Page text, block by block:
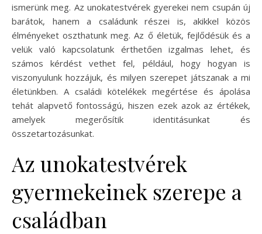
ismerünk meg. Az unokatestvérek gyerekei nem csupán új
barátok, hanem a családunk részei is, akikkel közös
élményeket oszthatunk meg. Az ő életük, fejlődésük és a
velük való kapcsolatunk érthetően izgalmas lehet, és
számos kérdést vethet fel, például, hogy hogyan is
viszonyulunk hozzájuk, és milyen szerepet játszanak a mi
életünkben. A családi kötelékek megértése és ápolása
tehát alapvető fontosságú, hiszen ezek azok az értékek,
amelyek megerősítik identitásunkat és
összetartozásunkat.
Az unokatestvérek
gyermekeinek szerepe a
családban